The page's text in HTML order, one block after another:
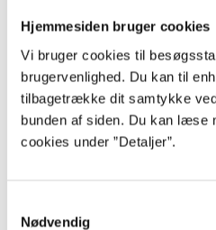
Hjemmesiden bruger cookies
Vi bruger cookies til
brugervenlighed. Du kan til
tilbagetrække dit samtykke
bunden af siden. Du kan læse
cookies under ”Detaljer”.
Nødvendig
Sådan finder du artikler
Søgning - både enkel og